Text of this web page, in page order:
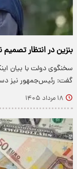
بنزین در انتظار
سخنگوی دولت با بیان
گفت: رئیس‌جمهور نیز
۱۸ مرداد ۱۴۰۵